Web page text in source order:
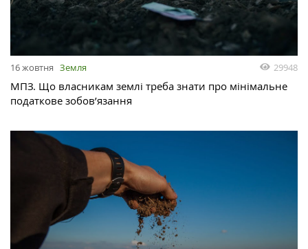
16 жовтня Земля 29948
МПЗ. Що власникам землі треба знати про мінімальне
податкове зобов’язання